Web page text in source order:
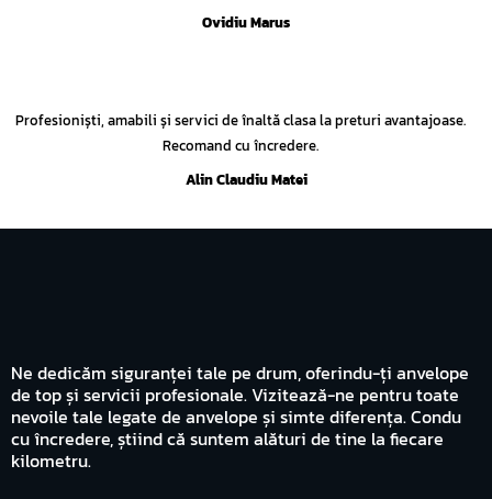
Ovidiu Marus
Profesioniști, amabili și servici de înaltă clasa la preturi avantajoase.
Recomand cu încredere.
Alin Claudiu Matei
Ne dedicăm siguranței tale pe drum, oferindu-ți anvelope
de top și servicii profesionale. Vizitează-ne pentru toate
nevoile tale legate de anvelope și simte diferența. Condu
cu încredere, știind că suntem alături de tine la fiecare
kilometru.